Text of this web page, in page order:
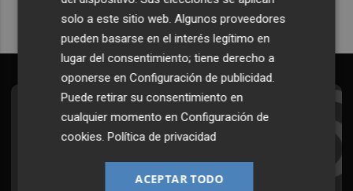
Suscríbete al Boletín
Todos los días a primera hora en tu email
¡Quiero suscribirme!
solo a este sitio web. Algunos proveedores
pueden basarse en el interés legítimo en
lugar del consentimiento; tiene derecho a
oponerse enConfiguración de publicidad.
Puede retirar su consentimiento en
cualquier momento enConfiguración de
cookies.Política de privacidad
ACEPTAR TODO